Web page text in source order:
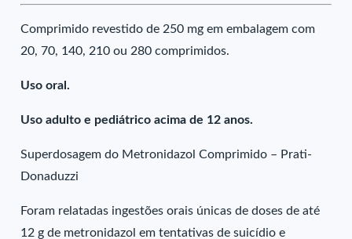
Comprimido revestido de 250 mg em embalagem com
20, 70, 140, 210 ou 280 comprimidos.
Uso oral.
Uso adulto e pediátrico acima de 12 anos.
Superdosagem do Metronidazol Comprimido – Prati-
Donaduzzi
Foram relatadas ingestões orais únicas de doses de até
12 g de metronidazol em tentativas de suicídio e